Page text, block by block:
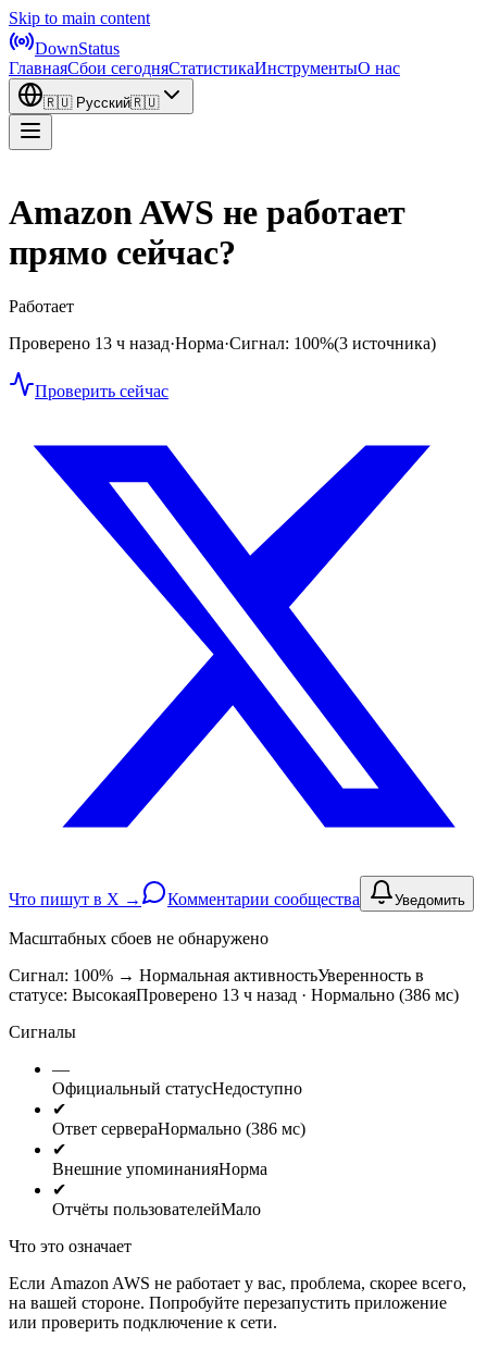
Skip to main content
DownStatus
ГлавнаяСбои сегодняСтатистикаИнструментыО нас
🇷🇺 Русский🇷🇺
Amazon AWS не работает
прямо сейчас?
Работает
Проверено 13 ч назад·Норма·Сигнал: 100%(3 источника)
Проверить сейчас
Что пишут в X → Комментарии сообщества Уведомить
Масштабных сбоев не обнаружено
Сигнал: 100% → Нормальная активностьУверенность в
статусе: ВысокаяПроверено 13 ч назад · Нормально (386 мс)
Сигналы
—
Официальный статусНедоступно
✔
Ответ сервераНормально (386 мс)
✔
Внешние упоминанияНорма
✔
Отчёты пользователейМало
Что это означает
Если Amazon AWS не работает у вас, проблема, скорее всего,
на вашей стороне. Попробуйте перезапустить приложение
или проверить подключение к сети.